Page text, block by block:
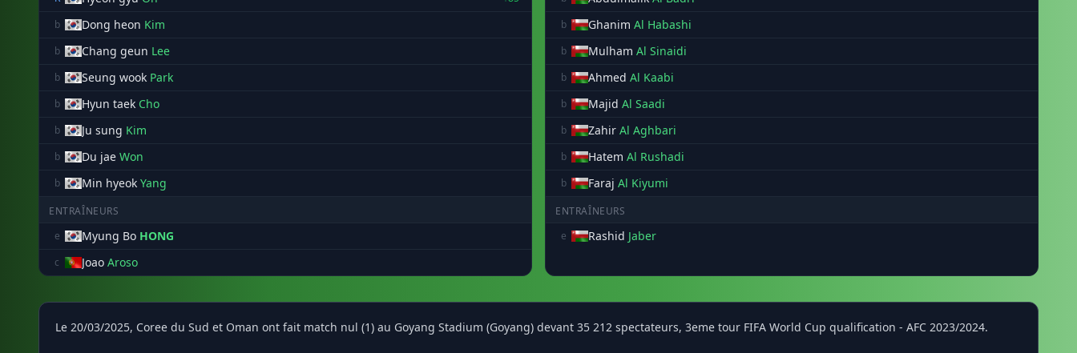
b
Dong heon Kim
b Chang geun Lee
b Seung wook Park
b Hyun taek Cho
b Ju sung Kim
b Du jae Won
b Min hyeok Yang
ENTRAÎNEURS
e
Myung Bo HONG
c Joao Aroso
b Ghanim Al Habashi
b Mulham Al Sinaidi
b Ahmed Al Kaabi
b Majid Al Saadi
b Zahir Al Aghbari
b Hatem Al Rushadi
b Faraj Al Kiyumi
ENTRAÎNEURS
e
Rashid Jaber
Le 20/03/2025, Coree du Sud et Oman ont fait match nul (1) au Goyang Stadium (Goyang) devant 35 212 spectateurs, 3eme tour FIFA World Cup qualification - AFC 2023/2024.